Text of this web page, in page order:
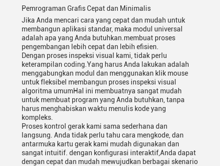
Pemrograman Grafis Cepat dan Minimalis
Jika Anda mencari cara yang cepat dan mudah untuk
membangun aplikasi standar, maka modul universal
adalah apa yang Anda butuhkan.membuat proses
pengembangan lebih cepat dan lebih efisien.
Dengan proses inspeksi visual kami, tidak perlu
keterampilan coding.Yang harus Anda lakukan adalah
menggabungkan modul dan menggunakan klik mouse
untuk fleksibel membangun proses inspeksi visual
algoritma umumHal ini membuatnya sangat mudah
untuk membuat program yang Anda butuhkan, tanpa
harus menghabiskan waktu menulis kode yang
kompleks.
Proses kontrol gerak kami sama sederhana dan
langsung. Anda tidak perlu tahu cara mengkode, dan
antarmuka kartu gerak kami mudah digunakan dan
sangat intuitif. dengan konfigurasi interaktif,Anda dapat
dengan cepat dan mudah mewujudkan berbagai skenario